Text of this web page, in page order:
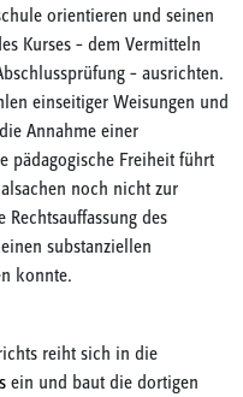
orientieren und seinen
Kurses – dem Vermitteln
– ausrichten.
einseitiger Weisungen und
Annahme einer
pädagogische Freiheit führt
noch nicht zur
des
substanziellen
konnte.
reiht sich in die
ein und baut die dortigen